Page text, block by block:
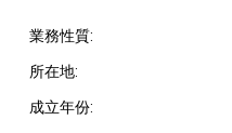
業務性質:
所在地:
成立年份: